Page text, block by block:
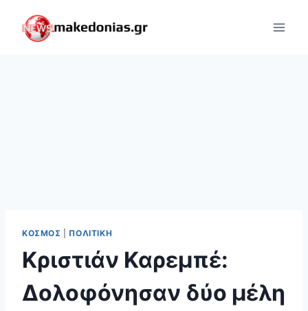
content
ΚΌΣΜΟΣ ΠΟΛΙΤΙΚΉ
Κριστιάν Καρεμπέ:
Δολοφόνησαν δύο μέλη